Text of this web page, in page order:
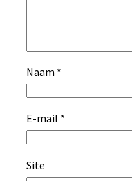
Naam *
E-mail *
Site